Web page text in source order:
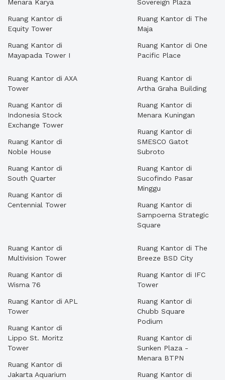
Menara Karya
Ruang Kantor di
Equity Tower
Ruang Kantor di
Mayapada Tower I
Sovereign Plaza
Ruang Kantor di The
Maja
Ruang Kantor di One
Pacific Place
Ruang Kantor di AXA
Tower
Ruang Kantor di
Indonesia Stock
Exchange Tower
Ruang Kantor di
Noble House
Ruang Kantor di
South Quarter
Ruang Kantor di
Centennial Tower
Ruang Kantor di
Artha Graha Building
Ruang Kantor di
Menara Kuningan
Ruang Kantor di
SMESCO Gatot
Subroto
Ruang Kantor di
Sucofindo Pasar
Minggu
Ruang Kantor di
Sampoerna Strategic
Square
Ruang Kantor di
Multivision Tower
Ruang Kantor di
Wisma 76
Ruang Kantor di APL
Tower
Ruang Kantor di
Lippo St. Moritz
Tower
Ruang Kantor di
Jakarta Aquarium
Ruang Kantor di The
Breeze BSD City
Ruang Kantor di IFC
Tower
Ruang Kantor di
Chubb Square
Podium
Ruang Kantor di
Sunken Plaza -
Menara BTPN
Ruang Kantor di